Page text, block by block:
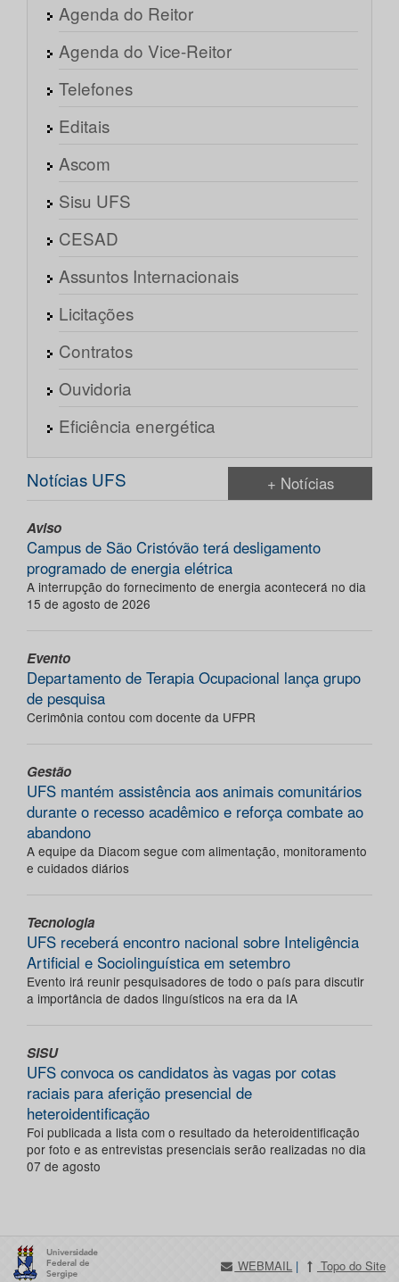
Agenda do Reitor
Agenda do Vice-Reitor
Telefones
Editais
Ascom
Sisu UFS
CESAD
Assuntos Internacionais
Licitações
Contratos
Ouvidoria
Eficiência energética
Notícias UFS + Notícias
Aviso
Campus de São Cristóvão terá desligamento
programado de energia elétrica
A interrupção do fornecimento de energia acontecerá no dia
15 de agosto de 2026
Evento
Departamento de Terapia Ocupacional lança grupo
de pesquisa
Cerimônia contou com docente da UFPR
Gestão
UFS mantém assistência aos animais comunitários
durante o recesso acadêmico e reforça combate ao
abandono
A equipe da Diacom segue com alimentação, monitoramento
e cuidados diários
Tecnologia
UFS receberá encontro nacional sobre Inteligência
Artificial e Sociolinguística em setembro
Evento irá reunir pesquisadores de todo o país para discutir
a importância de dados linguísticos na era da IA
SISU
UFS convoca os candidatos às vagas por cotas
raciais para aferição presencial de
heteroidentificação
Foi publicada a lista com o resultado da heteroidentificação
por foto e as entrevistas presenciais serão realizadas no dia
07 de agosto
WEBMAIL | Topo do Site